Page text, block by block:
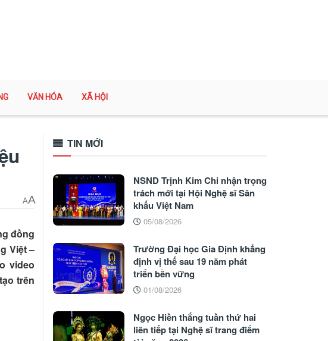
VĂN HÓA XÃ HỘI
AA
đồng
Việt –
video
trên
TIN MỚI
NSND Trịnh Kim Chi nhận trọng
trách mới tại Hội Nghệ sĩ Sân
khấu Việt Nam
05/08/2026
Trường Đại học Gia Định khẳng
định vị thế sau 19 năm phát
triển bền vững
01/08/2026
Ngọc Hiền thắng tuần thứ hai
liên tiếp tại Nghệ sĩ trang điểm